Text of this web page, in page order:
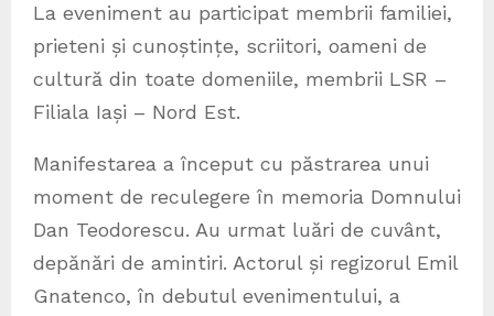
La eveniment au participat membrii familiei,
prieteni și cunoștințe, scriitori, oameni de
cultură din toate domeniile, membrii LSR –
Filiala Iași – Nord Est.
Manifestarea a început cu păstrarea unui
moment de reculegere în memoria Domnului
Dan Teodorescu. Au urmat luări de cuvânt,
depănări de amintiri. Actorul și regizorul Emil
Gnatenco, în debutul evenimentului, a